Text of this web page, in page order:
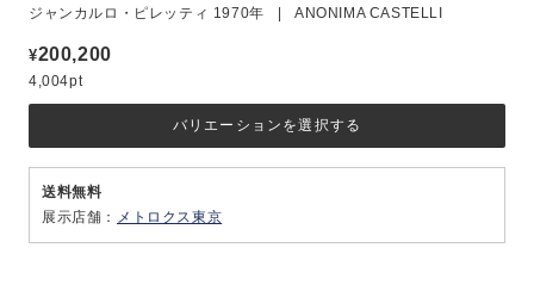
ジャンカルロ・ピレッティ 1970年 | ANONIMA CASTELLI
¥200,200
4,004pt
バリエーションを選択する
送料無料
展示店舗： メトロクス東京